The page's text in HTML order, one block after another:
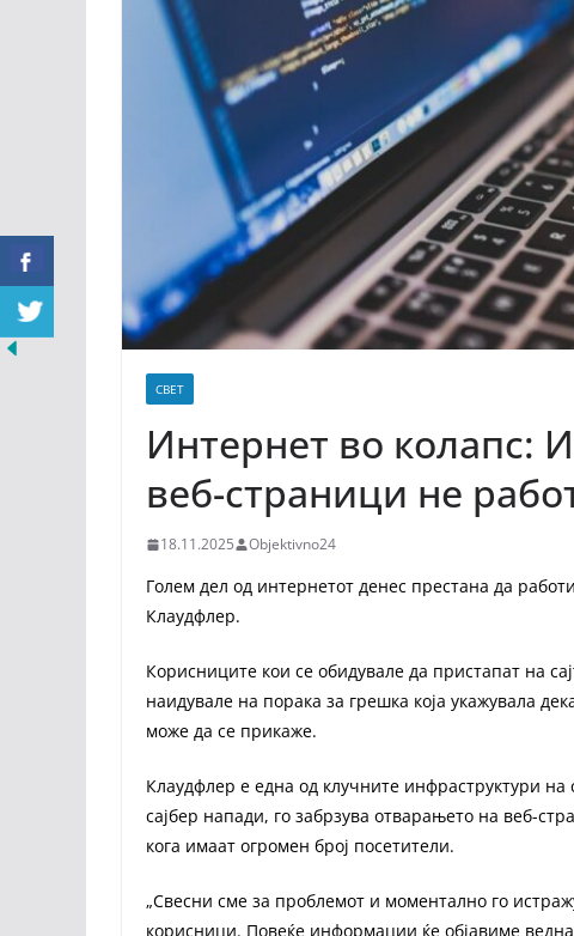
СВЕТ
Интернет во колапс:
веб-страници не
18.11.2025 Objektivno24
Голем дел од интернетот денес престана да
Клаудфлер.
Корисниците кои се обидувале да пристапат на
наидувале на порака за грешка која укажувала
може да се прикаже.
Клаудфлер е една од клучните инфраструктури
сајбер напади, го забрзува отварањето на веб-
кога имаат огромен број посетители.
„Свесни сме за проблемот и моментално го
корисници. Повеќе информации ќе објавиме